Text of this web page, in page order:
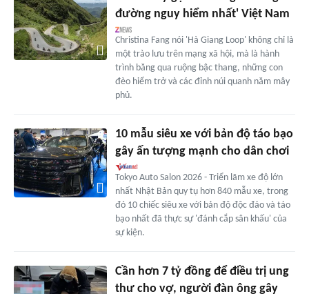
đường nguy hiểm nhất' Việt Nam
Christina Fang nói 'Hà Giang Loop' không chỉ là
một trào lưu trên mạng xã hội, mà là hành
trình băng qua ruộng bậc thang, những con
đèo hiểm trở và các đỉnh núi quanh năm mây
phủ.
10 mẫu siêu xe với bản độ táo bạo
gây ấn tượng mạnh cho dân chơi
Tokyo Auto Salon 2026 - Triển lãm xe độ lớn
nhất Nhật Bản quy tụ hơn 840 mẫu xe, trong
đó 10 chiếc siêu xe với bản độ độc đáo và táo
bạo nhất đã thực sự 'đánh cắp sân khấu' của
sự kiện.
Cần hơn 7 tỷ đồng để điều trị ung
thư cho vợ, người đàn ông gây